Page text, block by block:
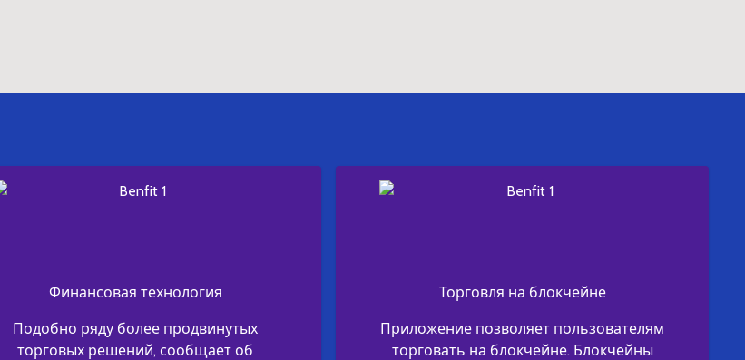
Финансовая технология
Подобно ряду более продвинутых
торговых решений, сообщает об
Торговля на блокчейне
Приложение позволяет пользователям
торговать на блокчейне. Блокчейны